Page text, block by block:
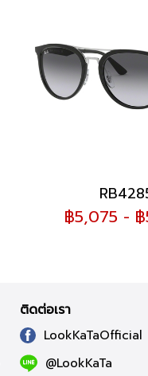
฿5,075 -
ติดต่อเรา
LookKaTaOfficial
@LookKaTa